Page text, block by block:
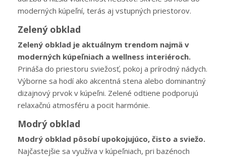
moderných kúpeľní, terás aj vstupných priestorov.
Zelený obklad
Zelený obklad je aktuálnym trendom najmä v
moderných kúpeľniach a wellness interiéroch.
Prináša do priestoru sviežosť, pokoj a prírodný nádych.
Výborne sa hodí ako akcentná stena alebo dominantný
dizajnový prvok v kúpeľni. Zelené odtiene podporujú
relaxačnú atmosféru a pocit harmónie.
Modrý obklad
Modrý obklad pôsobí upokojujúco, čisto a sviežo.
Najčastejšie sa využíva v kúpeľniach, pri bazénoch